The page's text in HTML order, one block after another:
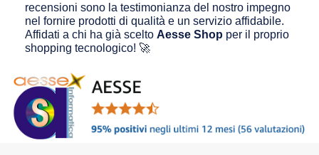
recensioni sono la testimonianza del nostro impegno
nel fornire prodotti di qualità e un servizio affidabile.
Affidati a chi ha già scelto Aesse Shop per il proprio
shopping tecnologico! 🚀